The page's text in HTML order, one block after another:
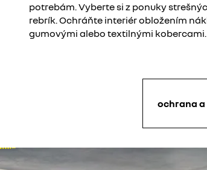
potrebám. Vyberte si z ponuky
rebrík. Ochráňte interiér obložením
gumovými alebo textilnými kobercami.
ochrana